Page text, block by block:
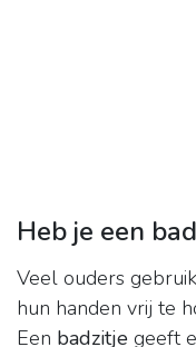
Heb je een
Veel ouders
hun handen vrij te
Een badzitje geeft